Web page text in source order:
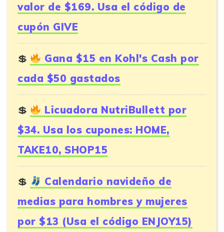
valor de $169. Usa el código de
cupón GIVE
Gana $15 en Kohl's Cash por
cada $50 gastados
Licuadora NutriBullett por
$34. Usa los cupones: HOME,
TAKE10, SHOP15
Calendario navideño de
medias para hombres y mujeres
por $13 (Usa el código ENJOY15)